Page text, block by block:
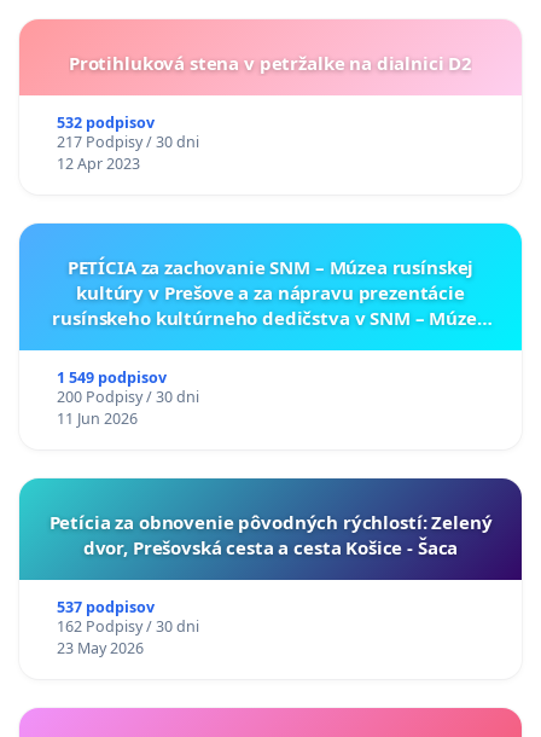
Protihluková stena v petržalke na dialnici D2
532 podpisov
217 Podpisy / 30 dni
12 Apr 2023
PETÍCIA za zachovanie SNM – Múzea rusínskej
kultúry v Prešove a za nápravu prezentácie
rusínskeho kultúrneho dedičstva v SNM – Múzeu
1 549 podpisov
200 Podpisy / 30 dni
11 Jun 2026
​Petícia za obnovenie pôvodných rýchlostí: Zelený
dvor, Prešovská cesta a cesta Košice - Šaca
537 podpisov
162 Podpisy / 30 dni
23 May 2026